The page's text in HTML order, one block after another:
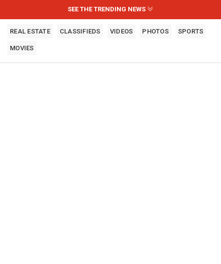
SEE THE TRENDING NEWS
REAL ESTATE CLASSIFIEDS VIDEOS PHOTOS SPORTS
MOVIES